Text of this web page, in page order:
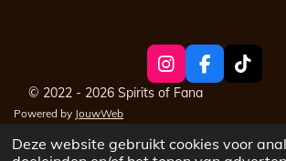
Deze website gebruikt cookies voor
I
n
t
a
g
F
a
e
b
o
T
i
T
o
k
© 2022 - 2026 Spirits of Fana
Powered by JouwWeb